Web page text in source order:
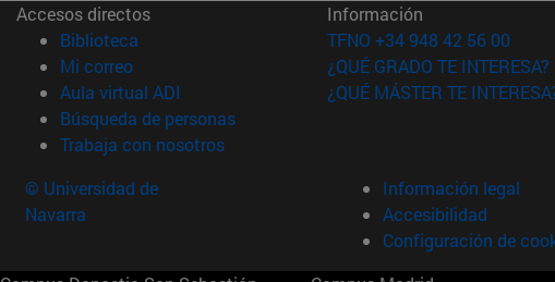
Accesos directos
Biblioteca (abre en nueva ventana)
Mi correo(abre en nueva ventana)
Aula virtual ADI (abre en nueva ventana)
Búsqueda de personas(abre en nueva ventana)
Trabaja con nosotros(abre en nueva ventana)
Información
TFNO +34 948 42 56 00
¿QUÉ GRADO TE INTERESA?
¿QUÉ MÁSTER TE
© Universidad de
Navarra
Información legal
Accesibilidad
Configuración de